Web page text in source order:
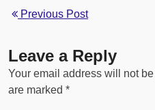
Previous Post
Leave a Reply
Your email address will not
are marked *